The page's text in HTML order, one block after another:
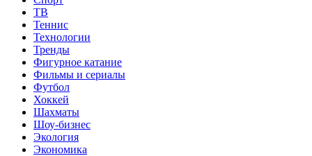
ТВ
Теннис
Технологии
Тренды
Фигурное катание
Фильмы и сериалы
Футбол
Хоккей
Шахматы
Шоу-бизнес
Экология
Экономика